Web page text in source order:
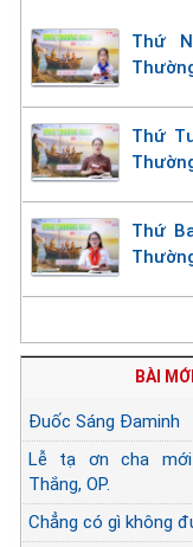
Thứ
Thứ
Thứ
BÀI
Đuốc Sáng Đaminh
Lễ tạ ơn cha mới
Thắng, OP.
Chẳng có gì không